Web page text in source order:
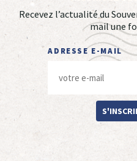
Recevez l’actualité du
mail une
ADRESSE E-MAIL